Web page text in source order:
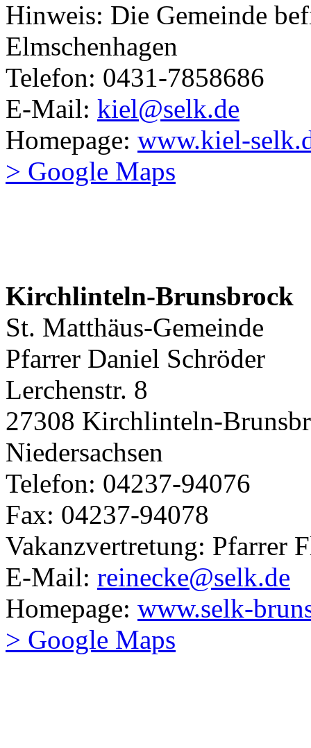
Hinweis: Die Gemeinde
Elmschenhagen
Telefon: 0431-7858686
E-Mail: kiel@selk.de
Homepage: www.kiel-
> Google Maps
Kirchlinteln-Brunsbrock
St. Matthäus-Gemeinde
Pfarrer Daniel Schröder
Lerchenstr. 8
27308 Kirchlinteln-
Niedersachsen
Telefon: 04237-94076
Fax: 04237-94078
Vakanzvertretung: Pfarrer
E-Mail: reinecke@selk.de
Homepage: www.selk-
> Google Maps